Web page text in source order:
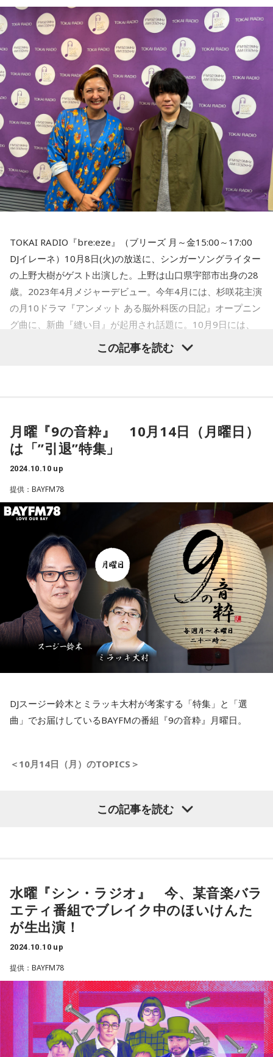
なる複数のアミノ酸がつながり、さらに複雑に折りたたまれ
ることによって機能するが、その立体構造の解明は長年にわ
たり、難問とされてきた。
「アルファフォールド」はすでに形がわかっているたんぱく
質のアミノ酸のつながり方をAIに学習させることで、折りた
たまれた状態の立体構造を高精度に予測することができ、こ
れまで、多くの研究者が特定した2億個のたんぱく質の構造を
予測することに成功した。
開発したグーグルの存在感を示した一方で、科学研究の世界
でもAIや、「ビッグテック」と呼ばれるIT大手との向き合い
方が問われ始めている。
その日で色々決まってきますね。今回、お伝えした通り、人
工知能にノーベル化学賞が贈られることになったということ
です。AIの進化でノーベル賞もかなり様相が何か変化してき
ているっていうことなんでしょうかね？」
藤井氏「どうなんですかね。僕は古いタイプの研究者だから
かもしれませんけど、世の中の真実っていうのは、宇宙がで
全知全霊をかけて研究を重ね、神が与えたこの宇宙に埋め込
んだいろんな真理を発見していくわけですよ。それが真理か
どうかっていうことはわからないから、発見されてから20年
くらい置いといて『やっぱりこれは真理としか言いようがな
いよな』というものについてノーベル賞を与えるというのが
僕のイメージ。で、これは多くの研究者が持ってるイメージ
で、場合によっては多くの一般の国民の方も持ってるような
イメージだと思うんですけど。AIって要するにあれでし
ょ？ めっちゃ速いコンピュータ使って、新しいアルゴリズ
ムを開発して『こんなんできましてん〜』って話でしょ？ア
ホちゃうかって思いますよね。いや、すごいことですよ？
ぼくはシミュレーション研究やってるからよくわかるんで
す、こういうの。数学的に問題を解くときは二つの方法があ
って、解析的に解く方法と数値的に解く方法っていうのがあ
るんですよ。僕はまぁどっちかっていったら、数値的に解く
方法をたくさん研究やっていましたけど、ちょっとバカみた
らやっているだけで、そういうものっていうはノーベル賞の
対象にはしないんですよ。ところが、これはそっちに(賞を)や
て汚染されて歪められたんかなっていうふうに思いましたよ
TOKAI RADIO『bre:eze』（ブリーズ 月～金15:00～17:00
DJイレーネ）10月8日(火)の放送に、シンガーソングライター
の上野大樹がゲスト出演した。上野は山口県宇部市出身の28
歳。2023年4月メジャーデビュー。今年4月には、杉咲花主演
の月10ドラマ『アンメット ある脳外科医の日記』オープニン
グ曲に、新曲『縫い目』が起用され話題に。10月9日には、
ニューEP『光り』がリリースされた。
この記事を読む
月曜『9の音粋』 10月14日（月曜日）
は「”引退”特集」
2024.10.10 up
提供：BAYFM78
DJスージー鈴木とミラッキ大村が考案する「特集」と「選
曲」でお届けしているBAYFMの番組『9の音粋』月曜日。
＜10月14日（月）のTOPICS＞
スージー鈴木とミラッキ大村がお送りしている
50年前（1974年）の10月14日
千葉県が生んだ大スター・長嶋茂雄さんの引退試合が行われ
ました
また、この1か月の間にも様々なプロ野球選手の引退試合があ
りました
「引退」の2文字を軸にスージーとミラッキはどんな選曲をす
るのか
お楽しみください！
この記事を読む
水曜『シン・ラジオ』 今、某音楽バラ
エティ番組でブレイク中のほいけんた
が生出演！
2024.10.10 up
提供：BAYFM78